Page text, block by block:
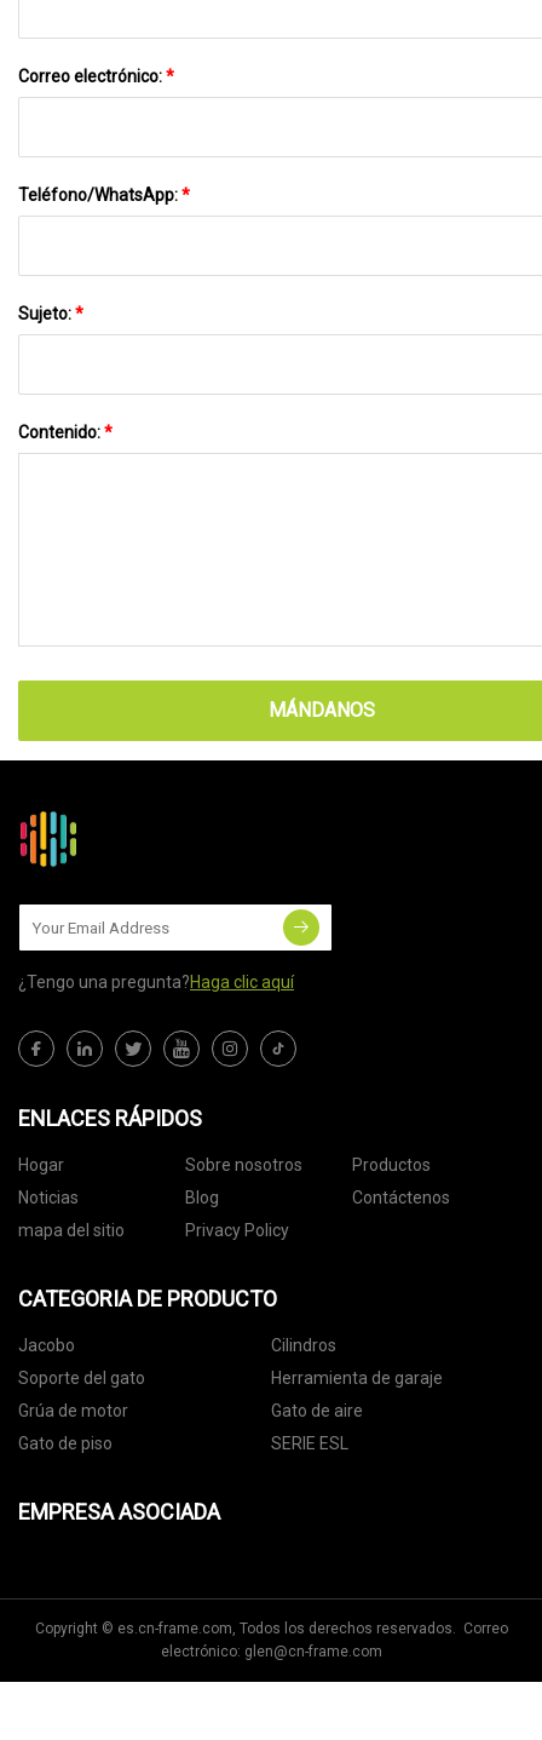
Correo electrónico:*
Teléfono/WhatsApp:*
Sujeto:*
Contenido:*
MÁNDANOS
¿Tengo una pregunta?Haga clic aquí
ENLACES RÁPIDOS
Hogar Sobre nosotros
Productos
Noticias
Blog
Contáctenos
mapa del sitio
Privacy Policy
CATEGORIA DE PRODUCTO
Jacobo
Cilindros
Soporte del gato
Herramienta de garaje
Grúa de motor
Gato de aire
Gato de piso
SERIE ESL
EMPRESA ASOCIADA
Copyright © es.cn-frame.com, Todos los derechos reservados. Correo
electrónico: glen@cn-frame.com